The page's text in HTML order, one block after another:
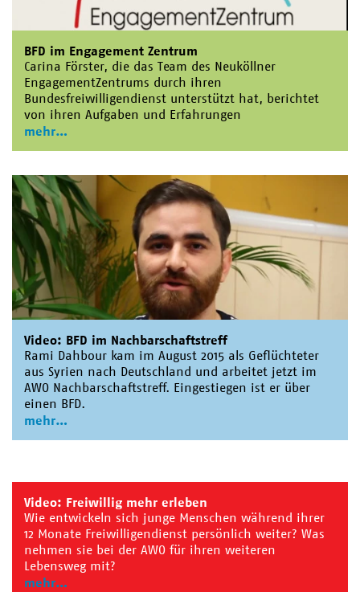
BFD im Engagement Zentrum
Carina Förster, die das Team des Neuköllner
EngagementZentrums durch ihren
Bundesfreiwilligendienst unterstützt hat, berichtet
von ihren Aufgaben und Erfahrungen
mehr
Video: BFD im Nachbarschaftstreff
Rami Dahbour kam im August 2015 als Geflüchteter
aus Syrien nach Deutschland und arbeitet jetzt im
AWO Nachbarschaftstreff. Eingestiegen ist er über
einen BFD.
mehr
Video: Freiwillig mehr erleben
Wie entwickeln sich junge Menschen während ihrer
12 Monate Freiwilligendienst persönlich weiter? Was
nehmen sie bei der AWO für ihren weiteren
Lebensweg mit?
mehr